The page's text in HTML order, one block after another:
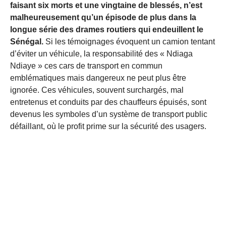
faisant six morts et une vingtaine de blessés, n’est
malheureusement qu’un épisode de plus dans la
longue série des drames routiers qui endeuillent le
Sénégal. Si les témoignages évoquent un camion tentant
d’éviter un véhicule, la responsabilité des « Ndiaga
Ndiaye » ces cars de transport en commun
emblématiques mais dangereux ne peut plus être
ignorée. Ces véhicules, souvent surchargés, mal
entretenus et conduits par des chauffeurs épuisés, sont
devenus les symboles d’un système de transport public
défaillant, où le profit prime sur la sécurité des usagers.